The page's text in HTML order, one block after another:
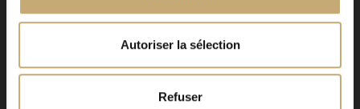
Autoriser la sélection
Refuser
Event Types